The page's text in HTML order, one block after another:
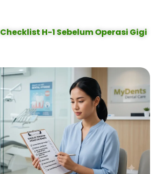
Checklist H-1 Sebelum Operasi Gigi